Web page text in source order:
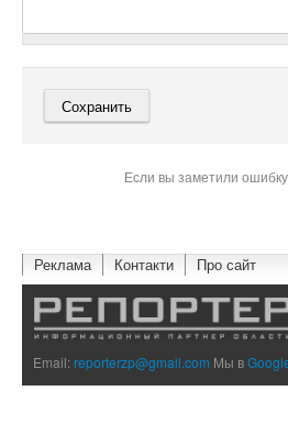
Если вы заметили
Реклама Контакти Про сайт
Email:reporterzp@gmail.com Мы в